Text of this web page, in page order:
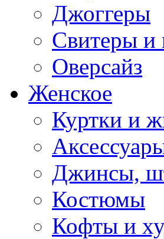
Джоггеры
Свитеры и
Оверсайз
Женское
Куртки и
Джинсы,
Костюмы
Кофты и